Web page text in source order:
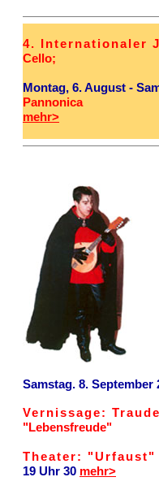
4. Internationaler
Cello;
Montag, 6. August -
Pannonica
mehr>
Samstag. 8. September
Vernissage:
"Lebensfreude"
Theater: "Urfaust"
19 Uhr 30 mehr>